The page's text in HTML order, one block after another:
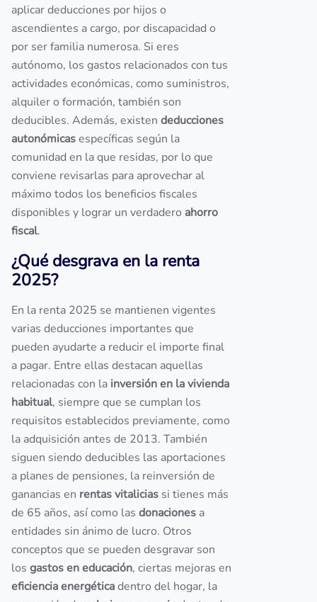
aplicar deducciones por hijos o
ascendientes a cargo, por discapacidad o
por ser familia numerosa. Si eres
autónomo, los gastos relacionados con tus
actividades económicas, como suministros,
alquiler o formación, también son
deducibles. Además, existen deducciones
autonómicasespecíficas según la
comunidad en la que residas, por lo que
conviene revisarlas para aprovechar al
máximo todos los beneficios fiscales
disponibles y lograr un verdadero ahorro
fiscal.
¿Qué desgrava en la renta
2025?
En la renta 2025 se mantienen vigentes
varias deducciones importantes que
pueden ayudarte a reducir el importe final
a pagar. Entre ellas destacan aquellas
relacionadas con la inversión en la vivienda
habitual, siempre que se cumplan los
requisitos establecidos previamente, como
la adquisición antes de 2013. También
siguen siendo deducibles las aportaciones
a planes de pensiones, la reinversión de
ganancias en rentas vitalicias si tienes más
de 65 años, así como las donaciones a
entidades sin ánimo de lucro. Otros
conceptos que se pueden desgravar son
los gastos en educación, ciertas mejoras en
eficiencia energéticadentro del hogar, la